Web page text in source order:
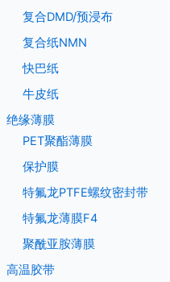
复合DMD/预浸布
复合纸NMN
快巴纸
牛皮纸
绝缘薄膜
PET聚酯薄膜
保护膜
特氟龙PTFE螺纹密封带
特氟龙薄膜F4
聚酰亚胺薄膜
高温胶带